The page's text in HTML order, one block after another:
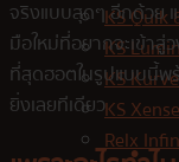
KS Quik
KS
KS
KS Xense
Relx
จริงแบบสุดๆ อีกด้วย
มือใหม่ที่อยากจะเข้าสู่
ที่สุดฮอตในรูปแบบนี้
ยิ่งเลยทีเดียว